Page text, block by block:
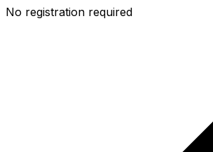
No registration required